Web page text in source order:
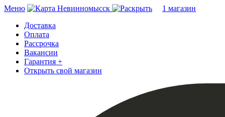
Меню Невинномысск
1 магазин
Доставка
Оплата
Рассрочка
Вакансии
Гарантия +
Открыть свой магазин